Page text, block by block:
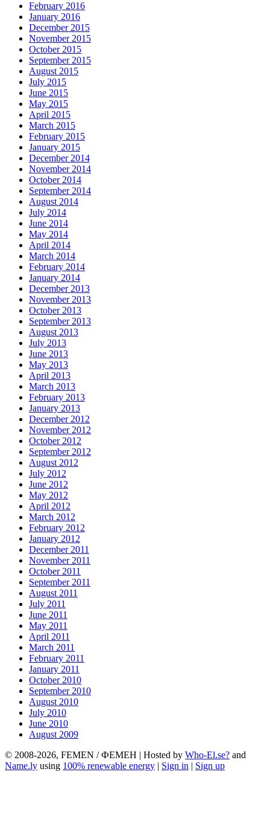
February 2016
January 2016
December 2015
November 2015
October 2015
September 2015
August 2015
July 2015
June 2015
May 2015
April 2015
March 2015
February 2015
January 2015
December 2014
November 2014
October 2014
September 2014
August 2014
July 2014
June 2014
May 2014
April 2014
March 2014
February 2014
January 2014
December 2013
November 2013
October 2013
September 2013
August 2013
July 2013
June 2013
May 2013
April 2013
March 2013
February 2013
January 2013
December 2012
November 2012
October 2012
September 2012
August 2012
July 2012
June 2012
May 2012
April 2012
March 2012
February 2012
January 2012
December 2011
November 2011
October 2011
September 2011
August 2011
July 2011
June 2011
May 2011
April 2011
March 2011
February 2011
January 2011
October 2010
September 2010
August 2010
July 2010
June 2010
August 2009
© 2008-2026, FEMEN / ФЕМЕН | Hosted by Who-El.se? and
Name.ly using 100% renewable energy | Sign in | Sign up